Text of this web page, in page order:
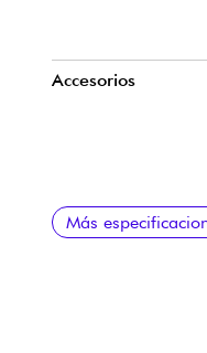
Accesorios
Platos
Más